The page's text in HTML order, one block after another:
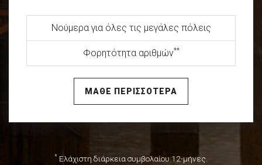
Νούμερα για όλες τις μεγάλες πόλεις
Φορητότητα αριθμών**
ΜΑΘΕ ΠΕΡΙΣΣΟΤΕΡΑ
* Ελάχιστη διάρκεια συμβολαίου 12-μήνες.